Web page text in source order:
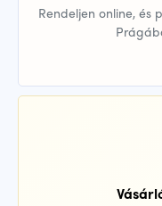
Rendeljen online,